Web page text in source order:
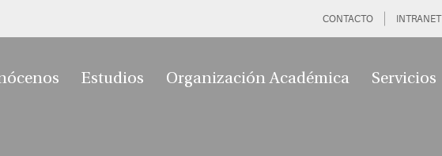
CONTACTO INTRANET
Estudios Organización Académica Servicios